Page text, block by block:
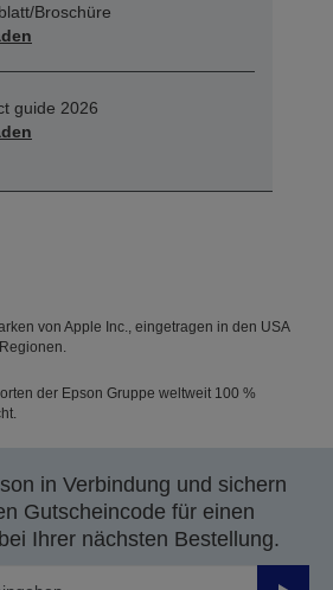
Broschüre
guide 2026
von Apple Inc., eingetragen in den USA
der Epson Gruppe weltweit 100 %
in Verbindung und sichern
Gutscheincode für einen
bei Ihrer nächsten Bestellung.